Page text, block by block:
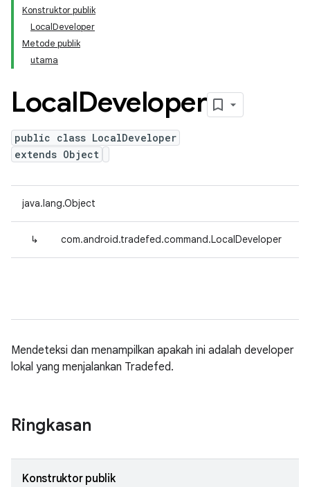
Konstruktor publik
LocalDeveloper
Metode publik
utama
LocalDeveloper
public class LocalDeveloper
extends Object
java.lang.Object
↳ com.android.tradefed.command.LocalDeveloper
Mendeteksi dan menampilkan apakah ini adalah developer
lokal yang menjalankan Tradefed.
Ringkasan
Konstruktor publik